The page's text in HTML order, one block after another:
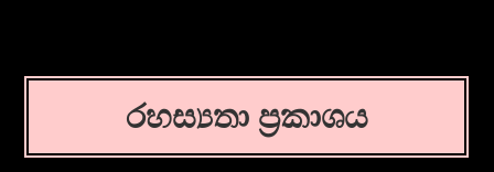
රහස්‍යතා ප්‍රකාශය